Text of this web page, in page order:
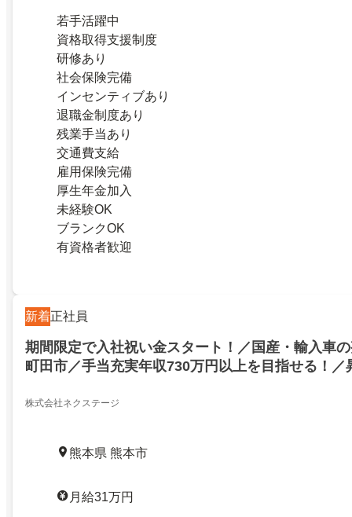
若手活躍中
資格取得支援制度
研修あり
社会保険完備
インセンティブあり
退職金制度あり
残業手当あり
交通費支給
雇用保険完備
厚生年金加入
未経験OK
ブランクOK
有資格者歓迎
新着正社員
期間限定で入社祝い金スタート！／国産・輸入車
町田市／手当充実年収730万円以上を目指せる！／
整備士3級以上・普通免許必須
株式会社ネクステージ
熊本県 熊本市
月給31万円